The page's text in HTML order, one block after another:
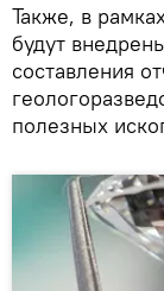
Также, в
будут
составления
полезных